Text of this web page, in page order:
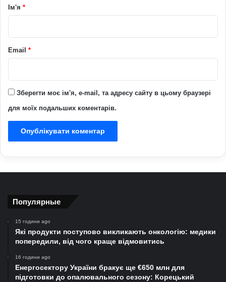
рІм'я *
Email *
Зберегти моє ім'я, e-mail, та адресу сайту в цьому браузері
для моїх подальших коментарів.
Популярные
15 години ago
Які продукти поступово викликають онкологію: медики
попередили, від чого краще відмовитись
16 години ago
Енергосектору України бракує ще €650 млн для
підготовки до опалювального сезону: Корецький